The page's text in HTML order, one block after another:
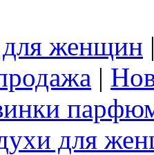
женщин
|
для